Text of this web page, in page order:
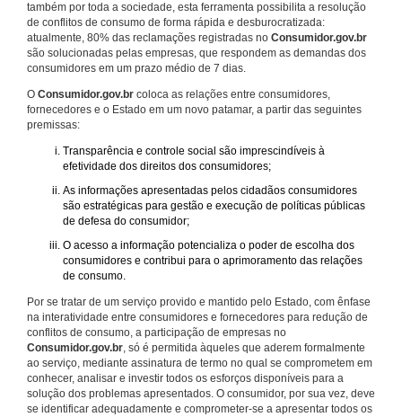
também por toda a sociedade, esta ferramenta possibilita a resolução
de conflitos de consumo de forma rápida e desburocratizada:
atualmente, 80% das reclamações registradas no Consumidor.gov.br
são solucionadas pelas empresas, que respondem as demandas dos
consumidores em um prazo médio de 7 dias.
O Consumidor.gov.br coloca as relações entre consumidores,
fornecedores e o Estado em um novo patamar, a partir das seguintes
premissas:
Transparência e controle social são imprescindíveis à
efetividade dos direitos dos consumidores;
As informações apresentadas pelos cidadãos consumidores
são estratégicas para gestão e execução de políticas públicas
de defesa do consumidor;
O acesso a informação potencializa o poder de escolha dos
consumidores e contribui para o aprimoramento das relações
de consumo.
Por se tratar de um serviço provido e mantido pelo Estado, com ênfase
na interatividade entre consumidores e fornecedores para redução de
conflitos de consumo, a participação de empresas no
Consumidor.gov.br, só é permitida àqueles que aderem formalmente
ao serviço, mediante assinatura de termo no qual se comprometem em
conhecer, analisar e investir todos os esforços disponíveis para a
solução dos problemas apresentados. O consumidor, por sua vez, deve
se identificar adequadamente e comprometer-se a apresentar todos os